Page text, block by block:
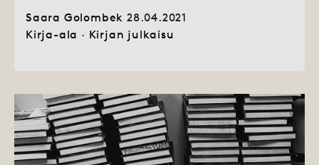
Saara Golombek 28.04.2021
Kirja-ala · Kirjan julkaisu